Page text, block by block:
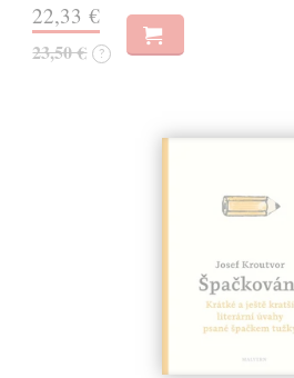
22,33 €
23,50 € ?